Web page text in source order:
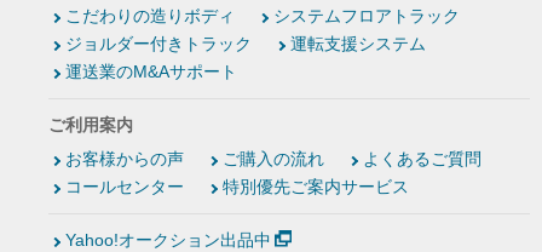
こだわりの造りボディ
システムフロアトラック
ジョルダー付きトラック
運転支援システム
運送業のM&Aサポート
ご利用案内
お客様からの声
ご購入の流れ
よくあるご質問
コールセンター
特別優先ご案内サービス
Yahoo!オークション出品中